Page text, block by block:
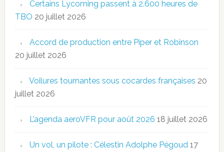
Certains Lycoming passent à 2.600 heures de
TBO 20 juillet 2026
Accord de production entre Piper et Robinson
20 juillet 2026
Voilures tournantes sous cocardes françaises 20
juillet 2026
L’agenda aeroVFR pour août 2026 18 juillet 2026
Un vol, un pilote : Célestin Adolphe Pégoud 17